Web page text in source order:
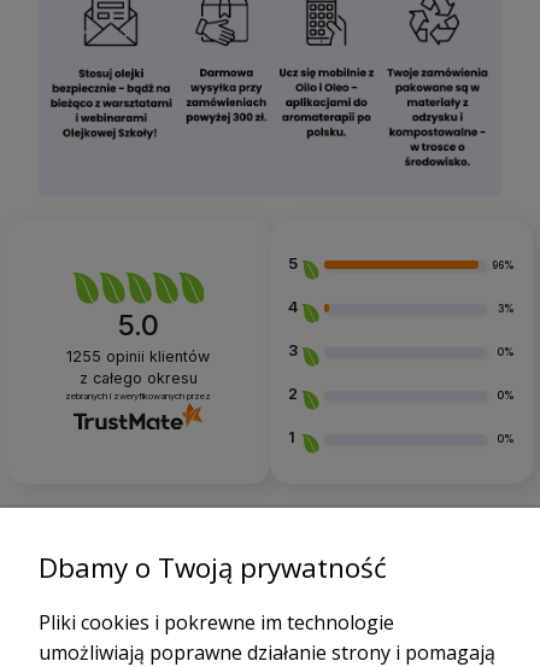
5.0
1255 opinii klientów
z całego okresu
zebranych i zweryfikowanych przez
5 96%
4 3%
3 0%
2 0%
1 0%
Opinie klientów
Jak zbieramy opinie?
Dbamy o Twoją prywatność
Pliki cookies i pokrewne im technologie
umożliwiają poprawne działanie strony i pomagają